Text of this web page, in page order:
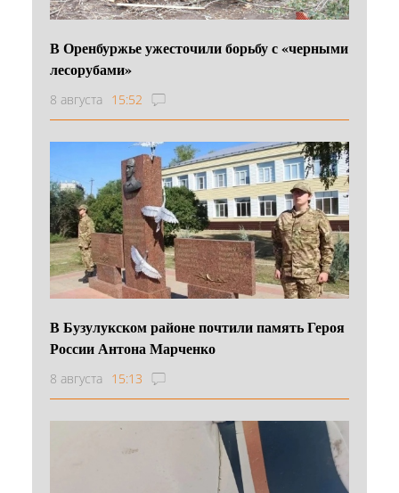
В Оренбуржье ужесточили борьбу с «черными
лесорубами»
8 августа 15:52
В Бузулукском районе почтили память Героя
России Антона Марченко
8 августа 15:13